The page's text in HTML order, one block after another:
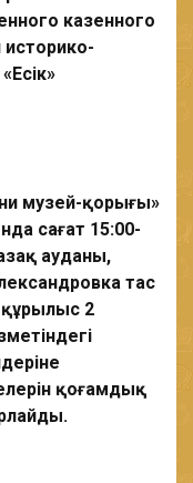
казенного
историко-
музей-қорығы»
сағат 15:00-
ауданы,
тас
2
қоғамдық